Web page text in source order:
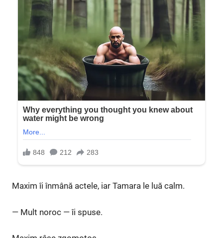
Maxim îi înmână actele, iar Tamara le luă calm.
— Mult noroc — îi spuse.